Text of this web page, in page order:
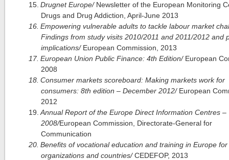
15. Drugnet Europe/ Newsletter of the European Monitoring
Drugs and Drug Addiction, April-June 2013
16. Empowering vulnerable adults to tackle labour market
Findings from study visits 2010/2011 and 2011/2012 and
implications/ European Commission, 2013
17. European Union Public Finance: 4th Edition/ European
2008
18. Consumer markets scoreboard: Making markets work for
consumers: 8th edition – December 2012/ European
2012
19. Annual Report of the Europe Direct Information Centres –
2008/European Commission, Directorate-General for
Communication
20. Benefits of vocational education and training in Europe
organizations and countries/CEDEFOP, 2013